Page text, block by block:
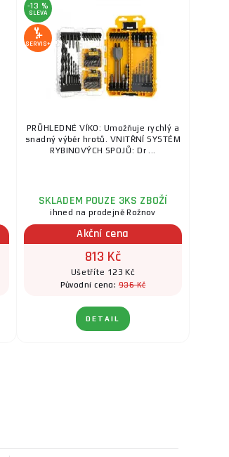
-13 %
SLEVA
SERVIS+
PRŮHLEDNÉ VÍKO: Umožňuje rychlý a
snadný výběr hrotů. VNITŘNÍ SYSTÉM
RYBINOVÝCH SPOJŮ: Dr ...
SKLADEM POUZE 3KS ZBOŽÍ
ihned na prodejně Rožnov
Akční cena
813 Kč
Ušetříte 123 Kč
Původní cena:936 Kč
DETAIL